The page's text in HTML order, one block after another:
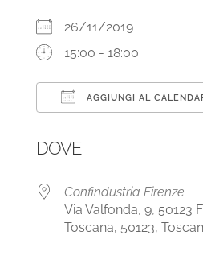
26/11/2019
15:00 - 18:00
AGGIUNGI AL
DOVE
Confindustria Firenze
Via Valfonda, 9, 50123
Toscana, 50123,